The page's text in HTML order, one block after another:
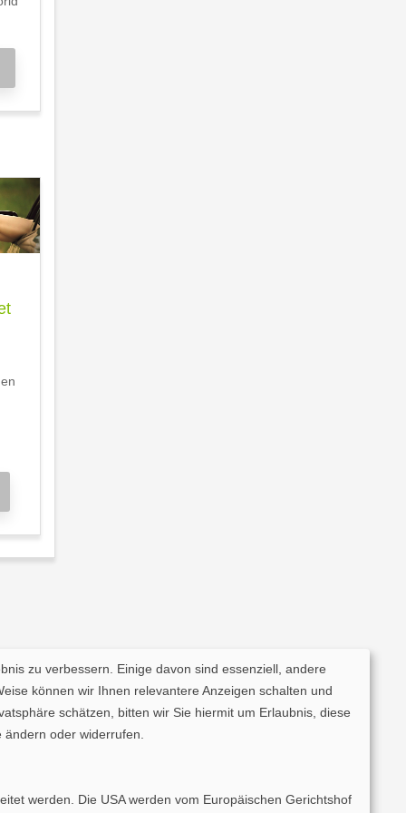
zu verbessern. Einige davon sind essenziell, andere
können wir Ihnen relevantere Anzeigen schalten und
schätzen, bitten wir Sie hiermit um Erlaubnis, diese
oder widerrufen.
werden. Die USA werden vom Europäischen Gerichtshof